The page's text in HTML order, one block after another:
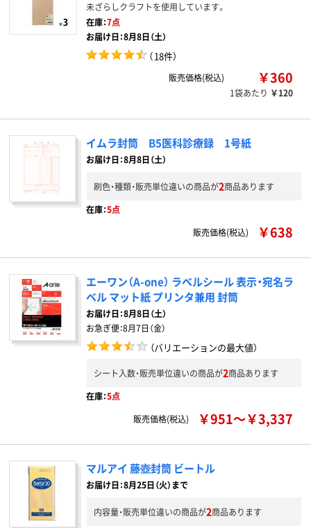
未ざらしクラフトを使用しています。
在庫：7点
お届け日：8月8日（土）
（18件）
販売価格(税込) ￥360
1袋あたり ￥120
イムラ封筒 B5医科診療録 1号紙
お届け日：8月8日（土）
刷色・種類・販売単位違いの商品が2商品あります
在庫：5点
販売価格(税込)
￥638
エーワン（A-one） ラベルシール 表示・宛名ラ
ベル マット紙 プリンタ兼用 封筒
お届け日：8月8日（土）
お急ぎ便：8月7日（金）
（バリエーションの最大値）
シート入数・販売単位違いの商品が2商品あります
在庫：5点
販売価格(税込)
￥951～￥3,337
マルアイ 藤壺封筒 ビートル
お届け日：8月25日（火）まで
内容量・販売単位違いの商品が2商品あります